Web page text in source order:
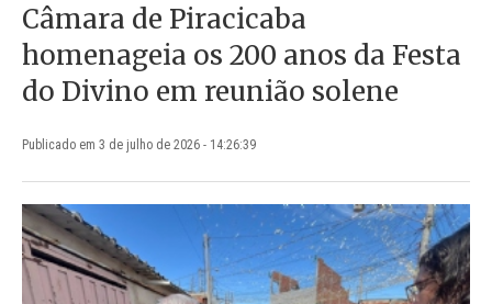
Câmara de Piracicaba
homenageia os 200 anos da Festa
do Divino em reunião solene
Publicado em 3 de julho de 2026 - 14:26:39